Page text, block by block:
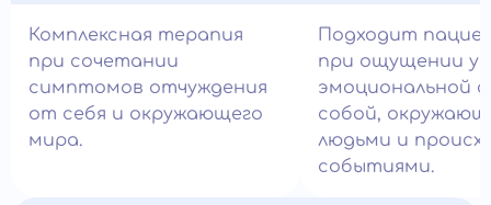
Комплексная терапия
при сочетании
симптомов отчуждения
от себя и окружающего
мира.
Подходит
при ощущении
эмоциональной
собой,
людьми и
событиями.